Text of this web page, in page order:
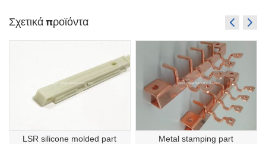
Σχετικά προϊόντα
LSR silicone molded part Metal stamping part